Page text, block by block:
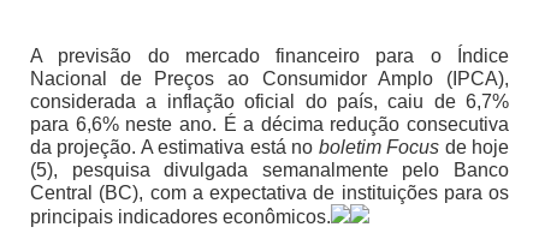
A previsão do mercado financeiro para o Índice
Nacional de Preços ao Consumidor Amplo (IPCA),
considerada a inflação oficial do país, caiu de 6,7%
para 6,6% neste ano. É a décima redução consecutiva
da projeção. A estimativa está no boletim Focus de hoje
(5), pesquisa divulgada semanalmente pelo Banco
Central (BC), com a expectativa de instituições para os
principais indicadores econômicos.